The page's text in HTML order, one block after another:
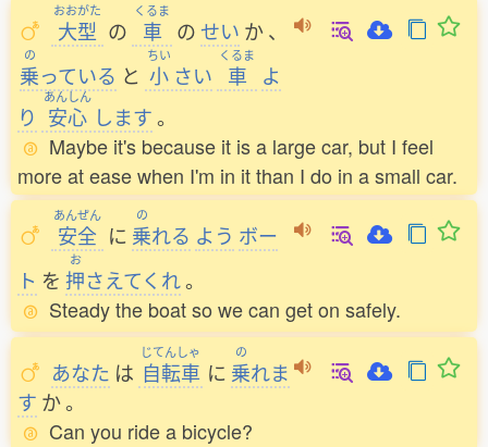
おおがた
大型 の
くるま
車 のせい か 、
の
乗っている と
ちい
小 さい
くるま
車
よ
り
あんしん
安心 します。
Maybe it's because it is a large car, but I feel
more at ease when I'm in it than I do in a small car.
あんぜん
安全 に
の
乗れる よう ボー
ト を
お
押さえてくれ。
Steady the boat so we can get on safely.
あなた は
じてんしゃ
自転車 に
の
乗れま
す か。
Can you ride a bicycle?